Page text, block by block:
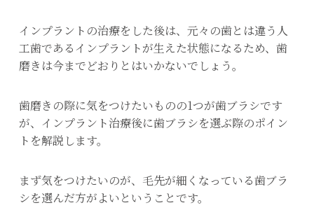
インプラントの治療をした後は、元々の歯とは違う人
工歯であるインプラントが生えた状態になるため、歯
磨きは今までどおりとはいかないでしょう。
歯磨きの際に気をつけたいものの1つが歯ブラシです
が、インプラント治療後に歯ブラシを選ぶ際のポイン
トを解説します。
まず気をつけたいのが、毛先が細くなっている歯ブラ
シを選んだ方がよいということです。